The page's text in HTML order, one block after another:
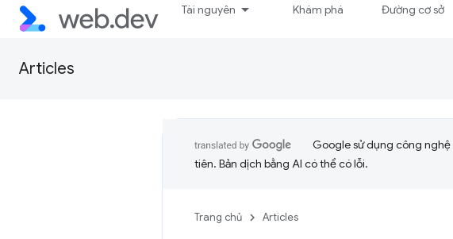
Tài nguyên Khám phá Đường cơ sở
Articles
Google sử dụng công
tiên. Bản dịch bằng AI có thể có lỗi.
Trang chủ Articles